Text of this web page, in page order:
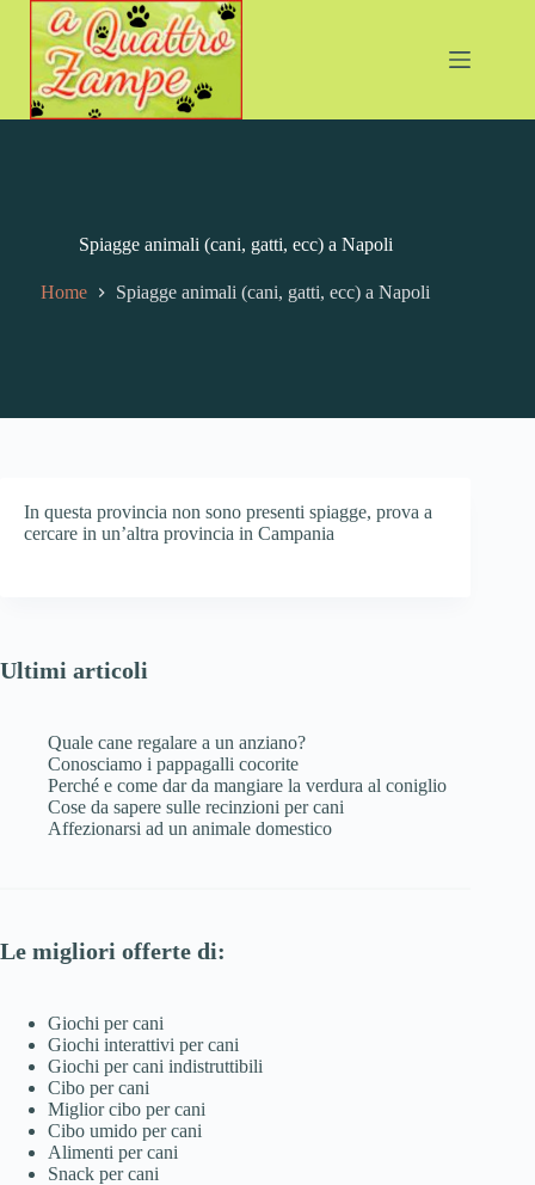
Salta
contenuto
Spiagge animali (cani, gatti, ecc) a Napoli
Home Spiagge animali (cani, gatti, ecc) a Napoli
In questa provincia non sono presenti spiagge, prova a
cercare in un’altra provincia in Campania
Ultimi articoli
Quale cane regalare a un anziano?
Conosciamo i pappagalli cocorite
Perché e come dar da mangiare la verdura al coniglio
Cose da sapere sulle recinzioni per cani
Affezionarsi ad un animale domestico
Le migliori offerte di:
Giochi per cani
Giochi interattivi per cani
Giochi per cani indistruttibili
Cibo per cani
Miglior cibo per cani
Cibo umido per cani
Alimenti per cani
Snack per cani